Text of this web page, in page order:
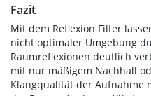
Fazit
Mit dem Reflexion Filter
nicht optimaler Umgebung
Raumreflexionen deutlich
mit nur mäßigem Nachhall
Klangqualität der Aufnahme